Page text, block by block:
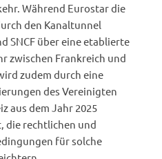
Während Eurostar die
den Kanaltunnel
SNCF über eine etablierte
zwischen Frankreich und
zudem durch eine
des Vereinigten
aus dem Jahr 2025
die rechtlichen und
für solche